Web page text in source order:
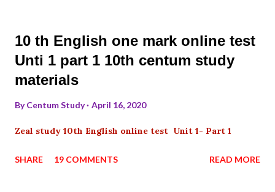
10 th English one mark online test
Unti 1 part 1 10th centum study
materials
ByCentum Study April 16, 2020
Zeal study 10th English online test Unit 1- Part 1
SHARE 19 COMMENTS READ MORE